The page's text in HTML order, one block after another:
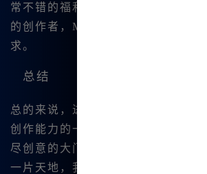
常不错的福利。我相信，无论|你是
的创作者，Midjo urney中文版都能
求。
总结
总的来说，进入
创作能力的一次提升，同时还为我
尽创意的大门。如果你也想在图像
一片天地，我强烈推荐你尝试这个